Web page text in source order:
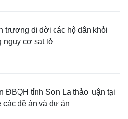
trương di dời các hộ dân khỏi
nguy cơ sạt lở
ĐBQH tỉnh Sơn La thảo luận tại
các đề án và dự án